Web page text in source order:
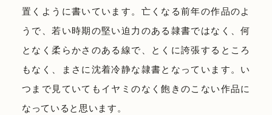
置くように書いています。亡くなる前年の作品のよ
うで、若い時期の堅い迫力のある隷書ではなく、何
となく柔らかさのある線で、とくに誇張するところ
もなく、まさに沈着冷静な隷書となっています。い
つまで見ていてもイヤミのなく飽きのこない作品に
なっていると思います。